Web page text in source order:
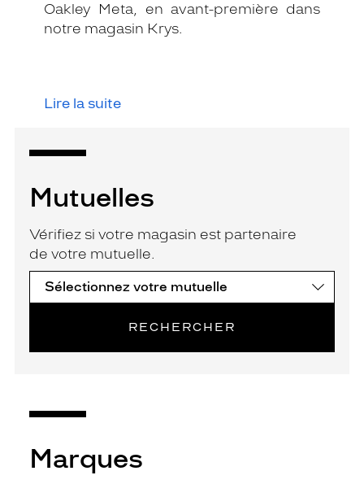
Oakley Meta, en avant-première dans
notre magasin Krys.
Lire la suite
Mutuelles
Vérifiez si votre magasin est partenaire
de votre mutuelle.
RECHERCHER
Marques